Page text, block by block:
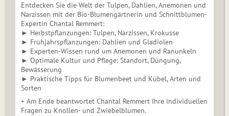
Entdecken Sie die Welt der Tulpen, Dahlien, Anemonen und
Narzissen mit der Bio-Blumengärtnerin und Schnittblumen-
Expertin Chantal Remmert:
► Herbstpflanzungen: Tulpen, Narzissen, Krokusse
► Frühjahrspflanzungen: Dahlien und Gladiolen
► Experten-Wissen rund um Anemonen und Ranunkeln
► Optimale Kultur und Pflege: Standort, Düngung,
Bewässerung
► Praktische Tipps für Blumenbeet und Kübel, Arten und
Sorten
+ Am Ende beantwortet Chantal Remmert Ihre individuellen
Fragen zu Knollen- und Zwiebelblumen.